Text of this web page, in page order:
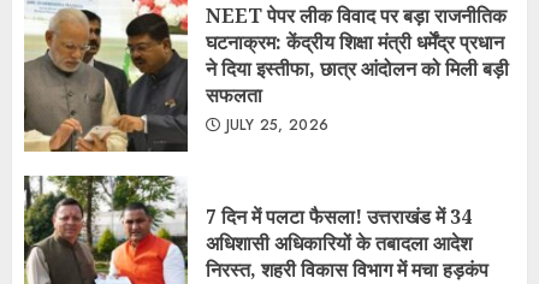
NEET पेपर लीक विवाद पर बड़ा राजनीतिक
घटनाक्रम: केंद्रीय शिक्षा मंत्री धर्मेंद्र प्रधान
ने दिया इस्तीफा, छात्र आंदोलन को मिली बड़ी
सफलता
JULY 25, 2026
7 दिन में पलटा फैसला! उत्तराखंड में 34
अधिशासी अधिकारियों के तबादला आदेश
निरस्त, शहरी विकास विभाग में मचा हड़कंप